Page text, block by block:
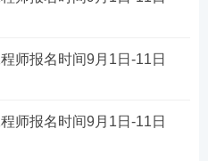
师报名时间9月1日-11日
师报名时间9月1日-11日